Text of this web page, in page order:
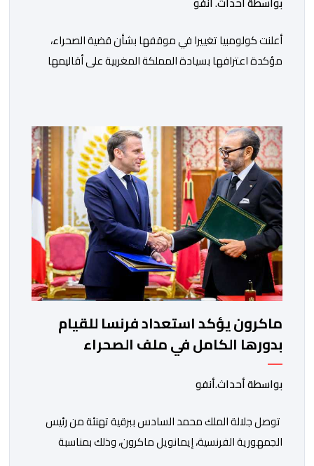
أعلنت كولومبيا تغييرا في موقفها بشأن قضية الصحراء،
مؤكدة اعترافها بسيادة المملكة المغربية على أقاليمها
الافريقي والمغاربة المقيمين بالخارج، ناصر بوريطة، ونائب
رئيس جمهورية كولومبيا، خوسيه مانويل ريستريبو، بحضور
وزير العلاقات الخارجية عمر بولا إسكوبار. وبهذه المناسبة،
أكد السيد […]
ماكرون يؤكد استعداد فرنسا للقيام
بدورها الكامل في ملف الصحراء
بواسطة أحداث.أنفو
توصل جلالة الملك محمد السادس ببرقية تهنئة من رئيس
الجمهورية الفرنسية، إيمانويل ماكرون، وذلك بمناسبة